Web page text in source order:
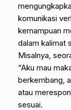
komunikasi
kemampuan
dalam kalimat
Misalnya,
“Aku mau
berkembang,
atau
sesuai.